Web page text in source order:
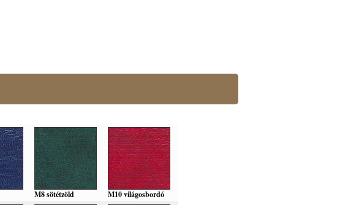
M8 sötétzöld M10 világosbordó